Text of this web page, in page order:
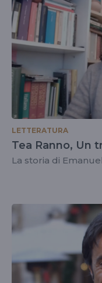
LETTERATURA
Tea Ranno, Un
La storia di